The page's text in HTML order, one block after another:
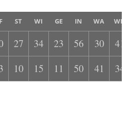
ST WI GE IN WA WK
27 34 23 56 30
41
10 15 11 50 41 34